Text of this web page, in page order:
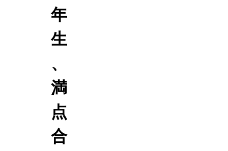
年
生
、
満
点
合